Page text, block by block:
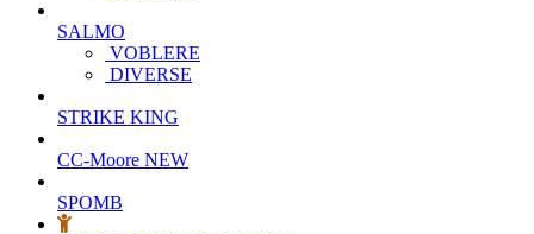
SALMO
VOBLERE
DIVERSE
STRIKE KING
CC-Moore NEW
SPOMB